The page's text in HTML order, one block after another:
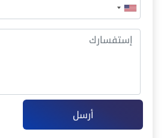
أرسل